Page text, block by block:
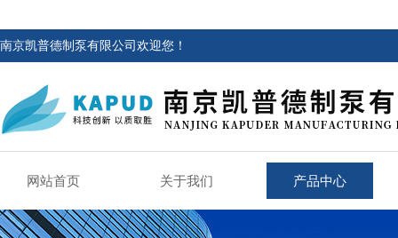
南京凯普德制泵有限公司欢迎您！
网站首页 关于我们 产品中心